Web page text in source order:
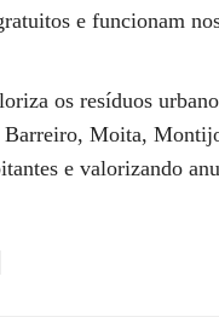
e funcionam
os resíduos
Moita,
e valorizando